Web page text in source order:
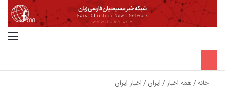
خانه/همه اخبار/ایران /اخبار ایران